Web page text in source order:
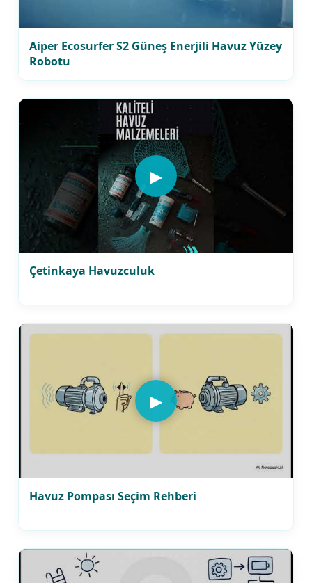
Aiper Ecosurfer S2 Güneş Enerjili Havuz Yüzey
Robotu
▶
Çetinkaya Havuzculuk
▶
Havuz Pompası Seçim Rehberi